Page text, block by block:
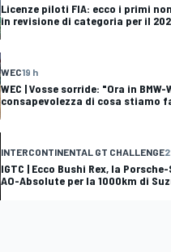
Licenze piloti FIA: ecco i primi
in revisione di categoria per il
WEC19 h
WEC | Vosse sorride: "Ora in BMW-
consapevolezza di cosa stiamo
INTERCONTINENTAL GT CHALLENGE
IGTC | Ecco Bushi Rex, la
AO-Absolute per la 1000km di